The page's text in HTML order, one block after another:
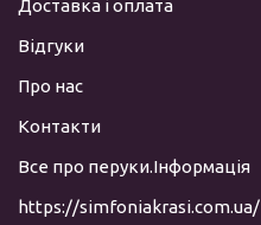
Доставка і оплата
Відгуки
Про нас
Контакти
Все про перуки.Інформація
https://simfoniakrasi.com.ua/